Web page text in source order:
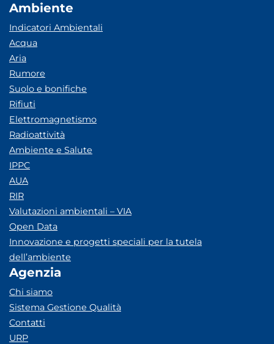
Ambiente
Indicatori Ambientali
Acqua
Aria
Rumore
Suolo e bonifiche
Rifiuti
Elettromagnetismo
Radioattività
Ambiente e Salute
IPPC
AUA
RIR
Valutazioni ambientali – VIA
Open Data
Innovazione e progetti speciali per la tutela
dell’ambiente
Agenzia
Chi siamo
Sistema Gestione Qualità
Contatti
URP